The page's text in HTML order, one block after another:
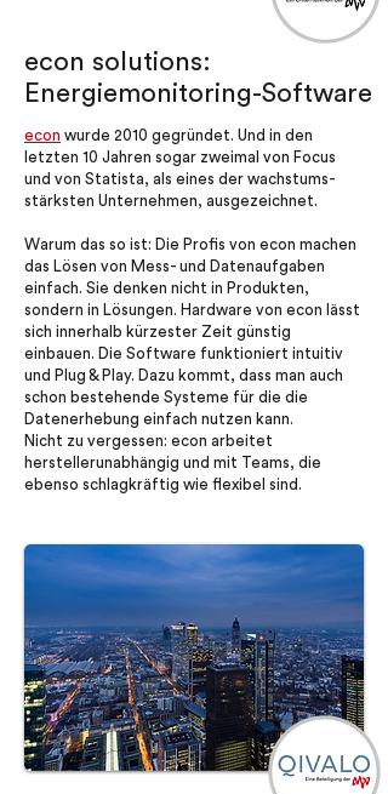
econ solutions:
Energiemonitoring-Software
econ wurde 2010 gegründet. Und in den
letzten 10 Jahren sogar zweimal von Focus
und von Statista, als eines der wachstums-
stärksten Unternehmen, ausgezeichnet.
Warum das so ist: Die Profis von econ machen
das Lösen von Mess- und Datenaufgaben
einfach. Sie denken nicht in Produkten,
sondern in Lösungen. Hardware von econ lässt
sich innerhalb kürzester Zeit günstig
einbauen. Die Software funktioniert intuitiv
und Plug & Play. Dazu kommt, dass man auch
schon bestehende Systeme für die die
Datenerhebung einfach nutzen kann.
Nicht zu vergessen: econ arbeitet
herstellerunabhängig und mit Teams, die
ebenso schlagkräftig wie flexibel sind.